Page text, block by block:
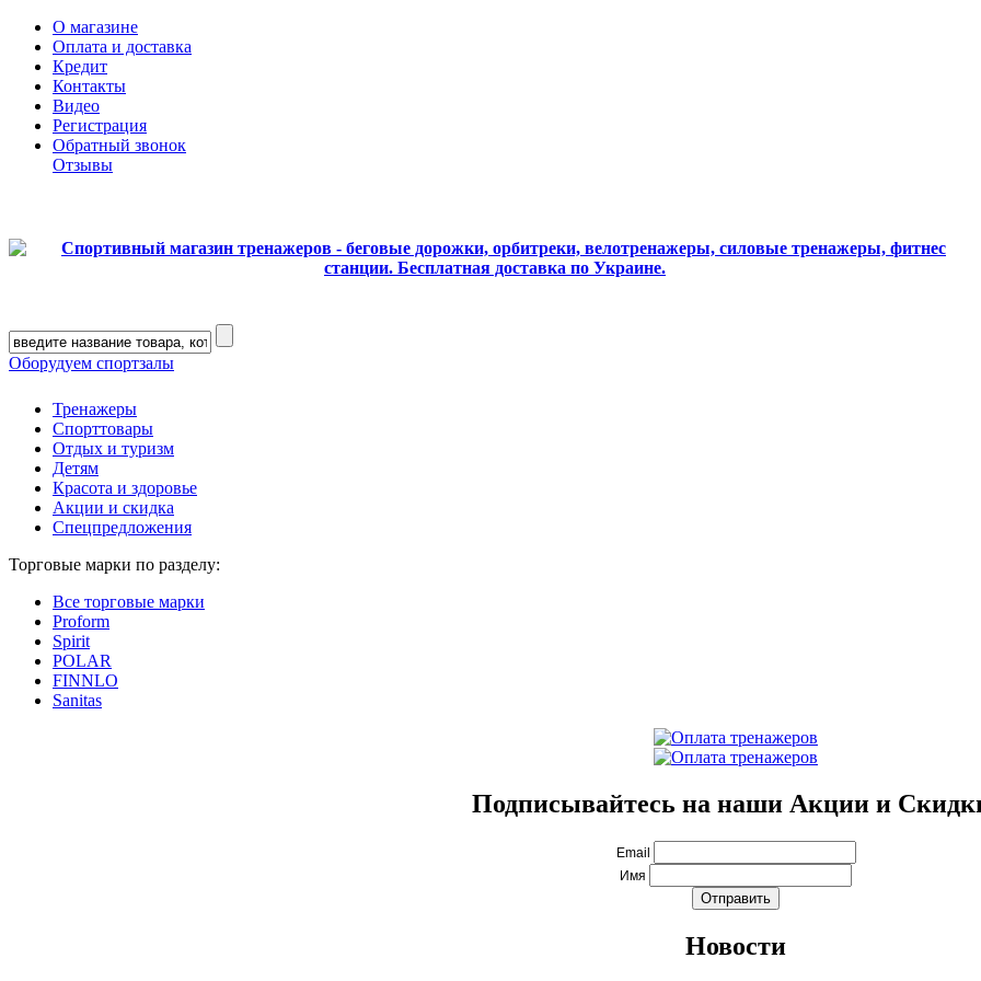
О магазине
Оплата и доставка
Кредит
Контакты
Видео
Регистрация
Обратный звонок
Отзывы
Оборудуем спортзалы
Тренажеры
Спорттовары
Отдых и туризм
Детям
Красота и здоровье
Акции и скидка
Спецпредложения
Торговые марки по разделу:
Все торговые марки
Proform
Spirit
POLAR
FINNLO
Sanitas
Подписывайтесь на наши Акции и
Email
Имя
Новости